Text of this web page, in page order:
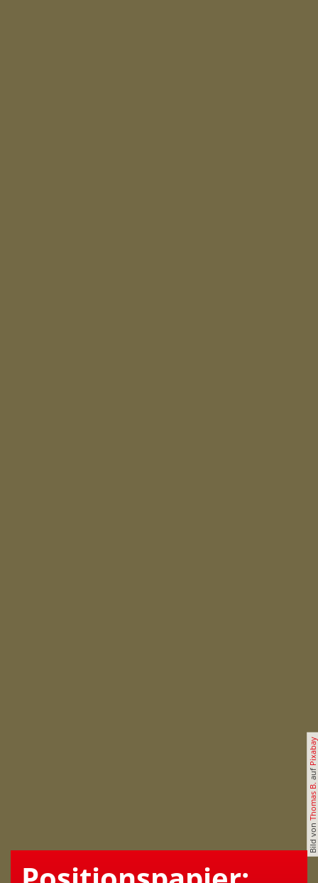
Bild von
Thomas B.
auf
Pixabay